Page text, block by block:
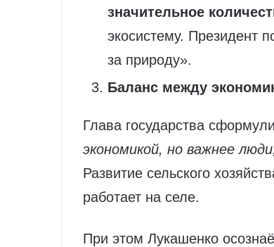
значительное
экосистему. Президент
за природу».
Баланс между
Глава государства
экономикой, но важнее
Развитие сельского
работает на селе.
При этом Лукашенко